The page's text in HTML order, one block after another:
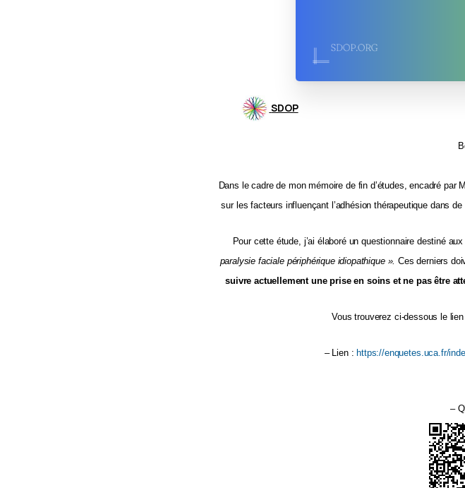
SDOP
Dans le cadre de mon mémoire de fin d’études, encadré
sur les facteurs influençant l’adhésion thérapeutique dans
Pour cette étude, j’ai élaboré un questionnaire destiné
paralysie faciale périphérique idiopathique ». Ces derniers
suivre actuellement une prise en soins et ne pas être
Vous trouverez ci-dessous le
– Lien : https://enquetes.uca.fr/
–